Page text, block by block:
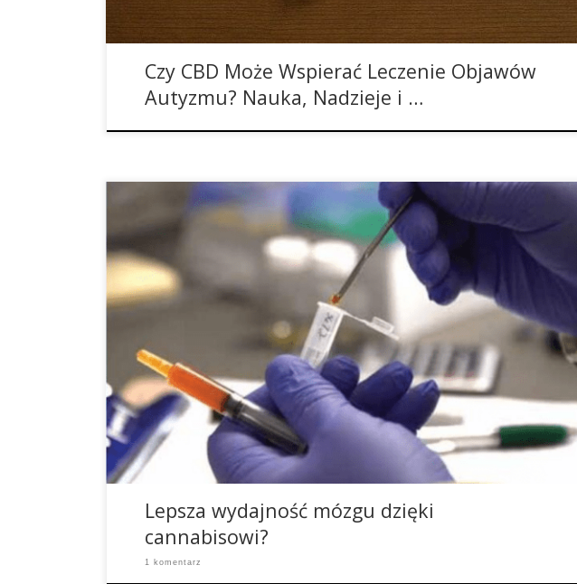
Czy CBD Może Wspierać Leczenie Objawów
Autyzmu? Nauka, Nadzieje i …
Jak się okazuje, cannabis jest w stanie poprawić wydajność mózgu u starszych
osób, bynajmniej według najnowszych badań przeprowadzonych przez
Andrasa Bilkei-Gorzo i Andreasa Zimmera na Uniwersytecie w Bonn, które
niedawno opublikowali w magazynie Nature Medicine. I już niebawem być
może rozpocznie się odpowiednie badanie kliniczne na pacjentach z demencją.
Od […]
Lepsza wydajność mózgu dzięki
cannabisowi?
1 komentarz